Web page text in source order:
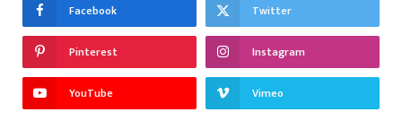
Facebook Twitter
Pinterest Instagram
YouTube Vimeo